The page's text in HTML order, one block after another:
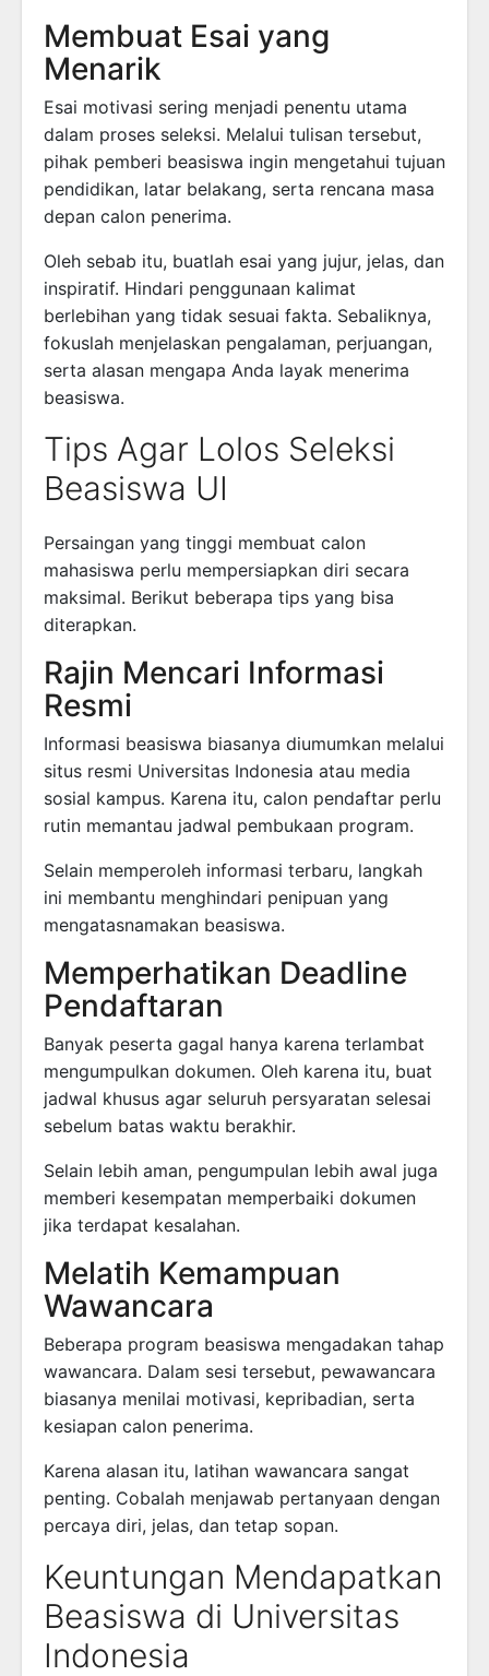
Membuat Esai yang
Menarik
Esai motivasi sering menjadi penentu utama
dalam proses seleksi. Melalui tulisan tersebut,
pihak pemberi beasiswa ingin mengetahui tujuan
pendidikan, latar belakang, serta rencana masa
depan calon penerima.
Oleh sebab itu, buatlah esai yang jujur, jelas, dan
inspiratif. Hindari penggunaan kalimat
berlebihan yang tidak sesuai fakta. Sebaliknya,
fokuslah menjelaskan pengalaman, perjuangan,
serta alasan mengapa Anda layak menerima
beasiswa.
Tips Agar Lolos Seleksi
Beasiswa UI
Persaingan yang tinggi membuat calon
mahasiswa perlu mempersiapkan diri secara
maksimal. Berikut beberapa tips yang bisa
diterapkan.
Rajin Mencari Informasi
Resmi
Informasi beasiswa biasanya diumumkan melalui
situs resmi Universitas Indonesia atau media
sosial kampus. Karena itu, calon pendaftar perlu
rutin memantau jadwal pembukaan program.
Selain memperoleh informasi terbaru, langkah
ini membantu menghindari penipuan yang
mengatasnamakan beasiswa.
Memperhatikan Deadline
Pendaftaran
Banyak peserta gagal hanya karena terlambat
mengumpulkan dokumen. Oleh karena itu, buat
jadwal khusus agar seluruh persyaratan selesai
sebelum batas waktu berakhir.
Selain lebih aman, pengumpulan lebih awal juga
memberi kesempatan memperbaiki dokumen
jika terdapat kesalahan.
Melatih Kemampuan
Wawancara
Beberapa program beasiswa mengadakan tahap
wawancara. Dalam sesi tersebut, pewawancara
biasanya menilai motivasi, kepribadian, serta
kesiapan calon penerima.
Karena alasan itu, latihan wawancara sangat
penting. Cobalah menjawab pertanyaan dengan
percaya diri, jelas, dan tetap sopan.
Keuntungan Mendapatkan
Beasiswa di Universitas
Indonesia